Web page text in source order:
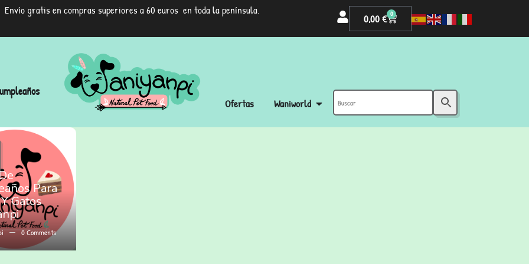
Envío gratis en compras superiores a 60 euros en toda la península.
0,00€ 0
Ofertas Waniworld
Para
Gatos
0Comments